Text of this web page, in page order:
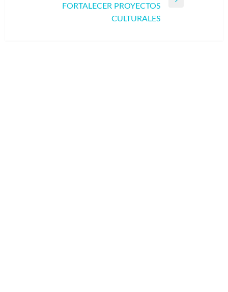
FORTALECER PROYECTOS
CULTURALES